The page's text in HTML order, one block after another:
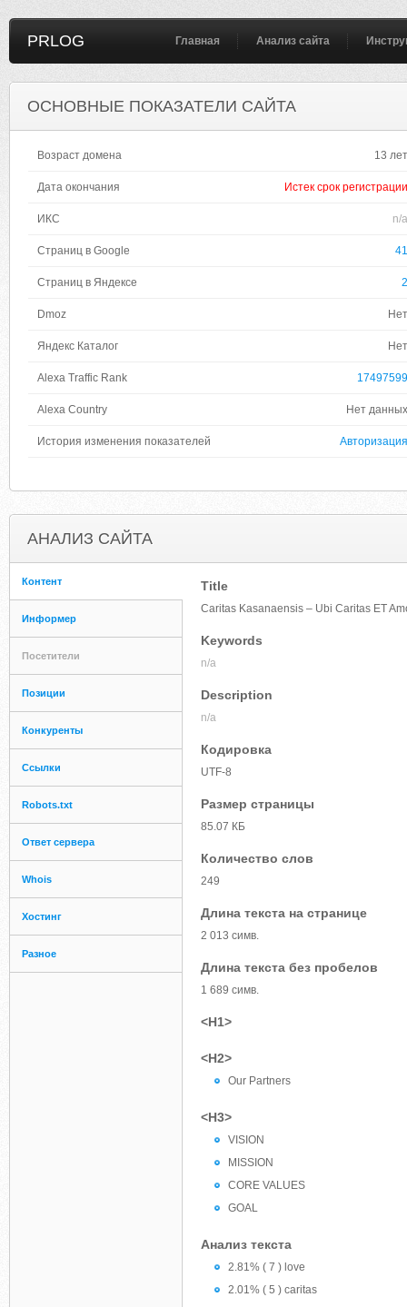
PRLOG Главная Анализ сайта
ОСНОВНЫЕ ПОКАЗАТЕЛИ САЙТА
Возраст домена 13 лет
Дата окончания Истек срок регистрации
ИКС n/a
Страниц в Google 41
Страниц в Яндексе 2
Dmoz Нет
Яндекс Каталог Нет
Alexa Traffic Rank 17497599
Alexa Country Нет данных
История изменения показателей Авторизация
АНАЛИЗ САЙТА
Контент
Информер
Посетители
Позиции
Конкуренты
Ссылки
Robots.txt
Ответ сервера
Whois
Хостинг
Разное
Title
Caritas Kasanaensis – Ubi Caritas ET
Keywords
n/a
Description
n/a
Кодировка
UTF-8
Размер страницы
85.07 КБ
Количество слов
249
Длина текста на странице
2 013 симв.
Длина текста без пробелов
1 689 симв.
<H1>
<H2>
Our Partners
<H3>
VISION
MISSION
CORE VALUES
GOAL
Анализ текста
2.81% ( 7 ) love
2.01% ( 5 ) caritas